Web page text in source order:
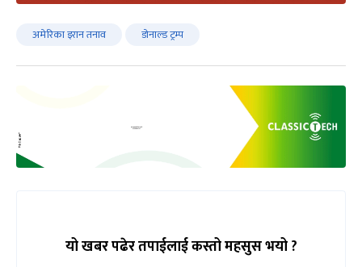
अमेरिका इरान तनाव डोनाल्ड ट्रम्प
यो खबर पढेर तपाईलाई कस्तो महसुस भयो ?